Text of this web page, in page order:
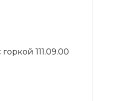
111.09.00